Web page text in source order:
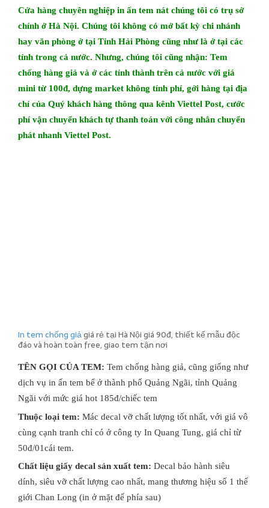
Cửa hàng chuyên nghiệp in ấn tem nát chúng tôi có trụ sở
chính ở Hà Nội. Chúng tôi không có mở bất kỳ chi nhánh
hay văn phòng ở tại Tỉnh Hải Phòng cũng như là ở tại các
tỉnh trong cả nước. Nhưng, chúng tôi cũng nhận: Tem
chống hàng giả và ở các tỉnh thành trên cả nước với giá
mini từ 100đ, dựng market không tính phí, gởi hàng tại địa
chỉ của Quý khách hàng thông qua kênh Viettel Post, cước
phí vận chuyển khách tự thanh toán với công nhân chuyển
phát nhanh Viettel Post.
In tem chống giảgiá rẻ tại Hà Nội giá 90đ, thiết kế mẫu độc
đáo và hoàn toàn free, giao tem tận nơi
TÊN GỌI CỦA TEM: Tem chống hàng giả, cũng giống như
dịch vụ in ấn tem bể ở thành phố Quảng Ngãi, tỉnh Quảng
Ngãi với mức giá hot 185đ/chiếc tem
Thuộc loại tem: Mác decal vỡ chất lượng tốt nhất, với giá vô
cùng cạnh tranh chỉ có ở công ty In Quang Tung, giá chỉ từ
50đ/01cái tem.
Chất liệu giấy decal sản xuất tem: Decal bảo hành siêu
dính, siêu vỡ chất lượng cao nhất, mang thương hiệu số 1 thế
giới Chan Long (in ở mặt đế phía sau)